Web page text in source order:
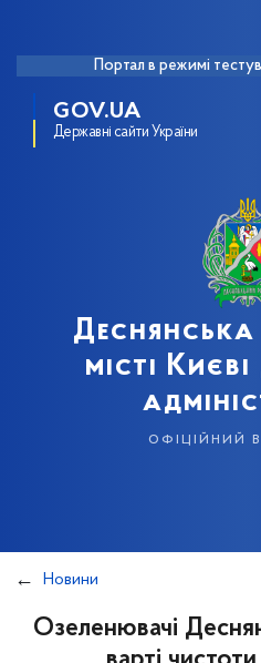
Портал в режимі
GOV.UA
Державні сайти України
місті
офіційний
Новини
Озеленювачі